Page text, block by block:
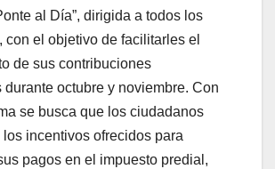
al Día”, dirigida a todos los
con el objetivo de facilitarles el
de sus contribuciones
durante octubre y noviembre. Con
se busca que los ciudadanos
incentivos ofrecidos para
pagos en el impuesto predial,